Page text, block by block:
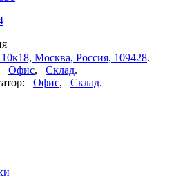
Москва, Россия, 109428.
Офис, Склад.
Офис, Склад.